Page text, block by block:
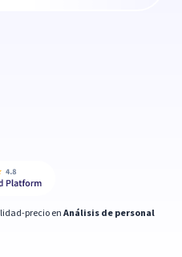
precio en Análisis de personal